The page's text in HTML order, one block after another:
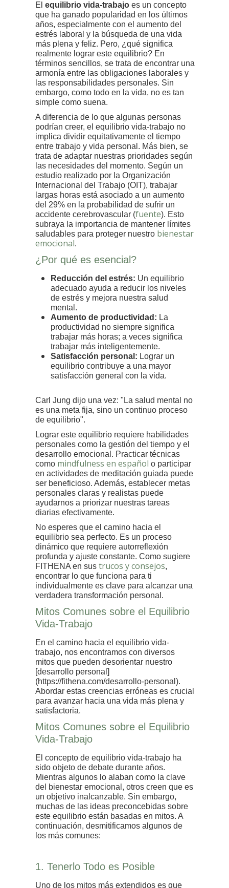
El equilibrio vida-trabajo es un concepto
que ha ganado popularidad en los últimos
años, especialmente con el aumento del
estrés laboral y la búsqueda de una vida
más plena y feliz. Pero, ¿qué significa
realmente lograr este equilibrio? En
términos sencillos, se trata de encontrar una
armonía entre las obligaciones laborales y
las responsabilidades personales. Sin
embargo, como todo en la vida, no es tan
simple como suena.
A diferencia de lo que algunas personas
podrían creer, el equilibrio vida-trabajo no
implica dividir equitativamente el tiempo
entre trabajo y vida personal. Más bien, se
trata de adaptar nuestras prioridades según
las necesidades del momento. Según un
estudio realizado por la Organización
Internacional del Trabajo (OIT), trabajar
largas horas está asociado a un aumento
del 29% en la probabilidad de sufrir un
accidente cerebrovascular (fuente). Esto
subraya la importancia de mantener límites
saludables para proteger nuestro bienestar
emocional.
¿Por qué es esencial?
Reducción del estrés: Un equilibrio
adecuado ayuda a reducir los niveles
de estrés y mejora nuestra salud
mental.
Aumento de productividad: La
productividad no siempre significa
trabajar más horas; a veces significa
trabajar más inteligentemente.
Satisfacción personal: Lograr un
equilibrio contribuye a una mayor
satisfacción general con la vida.
Carl Jung dijo una vez: "La salud mental no
es una meta fija, sino un continuo proceso
de equilibrio".
Lograr este equilibrio requiere habilidades
personales como la gestión del tiempo y el
desarrollo emocional. Practicar técnicas
como mindfulness en español o participar
en actividades de meditación guiada puede
ser beneficioso. Además, establecer metas
personales claras y realistas puede
ayudarnos a priorizar nuestras tareas
diarias efectivamente.
No esperes que el camino hacia el
equilibrio sea perfecto. Es un proceso
dinámico que requiere autorreflexión
profunda y ajuste constante. Como sugiere
FITHENA en sus trucos y consejos,
encontrar lo que funciona para ti
individualmente es clave para alcanzar una
verdadera transformación personal.
Mitos Comunes sobre el Equilibrio
Vida-Trabajo
En el camino hacia el equilibrio vida-
trabajo, nos encontramos con diversos
mitos que pueden desorientar nuestro
[desarrollo personal]
(https://fithena.com/desarrollo-personal).
Abordar estas creencias erróneas es crucial
para avanzar hacia una vida más plena y
satisfactoria.
Mitos Comunes sobre el Equilibrio
Vida-Trabajo
El concepto de equilibrio vida-trabajo ha
sido objeto de debate durante años.
Mientras algunos lo alaban como la clave
del bienestar emocional, otros creen que es
un objetivo inalcanzable. Sin embargo,
muchas de las ideas preconcebidas sobre
este equilibrio están basadas en mitos. A
continuación, desmitificamos algunos de
los más comunes:
1. Tenerlo Todo es Posible
Uno de los mitos más extendidos es que